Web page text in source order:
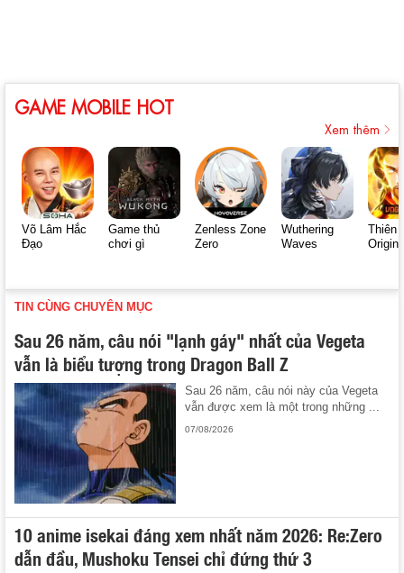
GAME MOBILE HOT
Xem thêm
Võ Lâm Hắc
Đạo
Game thủ
chơi gì
Zenless Zone
Zero
Wuthering
Waves
Thiên
Origin
TIN CÙNG CHUYÊN MỤC
Sau 26 năm, câu nói "lạnh gáy" nhất của Vegeta
vẫn là biểu tượng trong Dragon Ball Z
Sau 26 năm, câu nói này của Vegeta
vẫn được xem là một trong những ...
07/08/2026
10 anime isekai đáng xem nhất năm 2026: Re:Zero
dẫn đầu, Mushoku Tensei chỉ đứng thứ 3